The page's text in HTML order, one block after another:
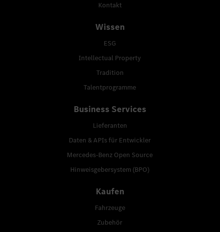
Kontakt
Wissen
ESG
Intellectual Property
Tradition
Talentprogramme
Business Services
Lieferanten
Daten & APIs für Entwickler
Mercedes-Benz Open Source
Hinweisgebersystem (BPO)
Kaufen
Fahrzeuge
Zubehör